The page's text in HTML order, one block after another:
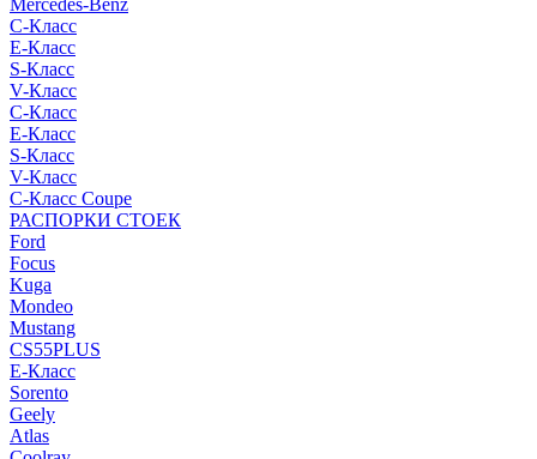
Mercedes-Benz
C-Класс
E-Класс
S-Класс
V-Класс
C-Класс
E-Класс
S-Класс
V-Класс
C-Класс Coupe
РАСПОРКИ СТОЕК
Ford
Focus
Kuga
Mondeo
Mustang
CS55PLUS
E-Класс
Sorento
Geely
Atlas